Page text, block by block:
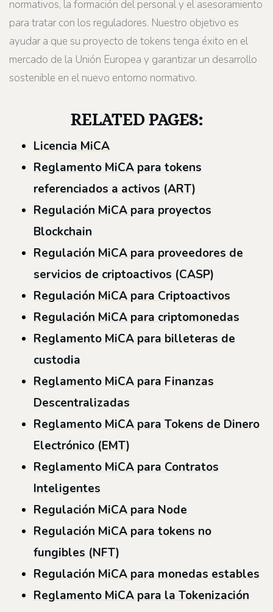
normativos, la formación del personal y el asesoramiento
para tratar con los reguladores. Nuestro objetivo es
ayudar a que su proyecto de tokens tenga éxito en el
mercado de la Unión Europea y garantizar un desarrollo
sostenible en el nuevo entorno normativo.
RELATED PAGES:
Licencia MiCA
Reglamento MiCA para tokens
referenciados a activos (ART)
Regulación MiCA para proyectos
Blockchain
Regulación MiCA para proveedores de
servicios de criptoactivos (CASP)
Regulación MiCA para Criptoactivos
Regulación MiCA para criptomonedas
Reglamento MiCA para billeteras de
custodia
Reglamento MiCA para Finanzas
Descentralizadas
Reglamento MiCA para Tokens de Dinero
Electrónico (EMT)
Reglamento MiCA para Contratos
Inteligentes
Regulación MiCA para Node
Regulación MiCA para tokens no
fungibles (NFT)
Regulación MiCA para monedas estables
Reglamento MiCA para la Tokenización